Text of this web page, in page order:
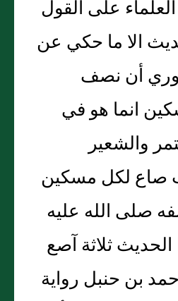
على القول
الا ما حكي عن
أن نصف
انما هو في
والشعير
صاع لكل مسكين
صلى الله عليه
ثلاثة آصع
بن حنبل رواية